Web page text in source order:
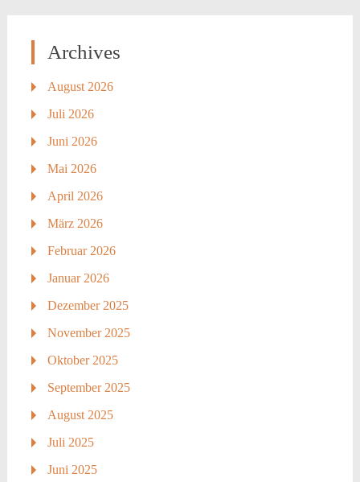
Archives
August 2026
Juli 2026
Juni 2026
Mai 2026
April 2026
März 2026
Februar 2026
Januar 2026
Dezember 2025
November 2025
Oktober 2025
September 2025
August 2025
Juli 2025
Juni 2025